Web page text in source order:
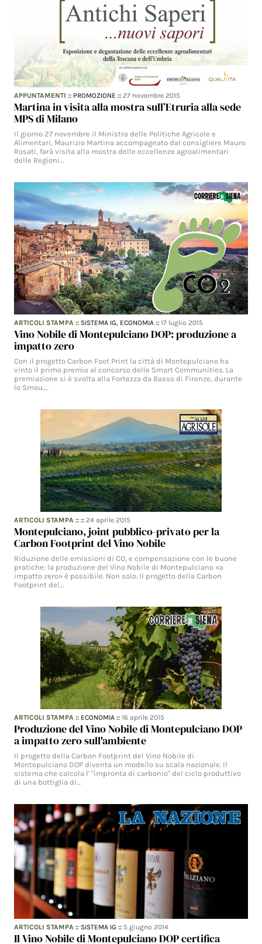
APPUNTAMENTI :: PROMOZIONE ::27 novembre 2015
Martina in visita alla mostra sull’Etruria alla sede
MPS di Milano
Il giorno 27 novembre il Ministro delle Politiche Agricole e
Alimentari, Maurizio Martina accompagnato dal consigliere Mauro
Rosati, farà visita alla mostra delle eccellenze agroalimentari
delle Regioni…
ARTICOLI STAMPA :: SISTEMA IG, ECONOMIA ::17 luglio 2015
Vino Nobile di Montepulciano DOP: produzione a
impatto zero
Con il progetto Carbon Foot Print la città di Montepulciano ha
vinto il primo premio al concorso delle Smart Communities. La
premiazione si è svolta alla Fortezza da Basso di Firenze, durante
lo Smau,…
ARTICOLI STAMPA :: ::24 aprile 2015
Montepulciano, joint pubblico-privato per la
Carbon Footprint del Vino Nobile
Riduzione delle emissioni di CO, e compensazione con le buone
pratiche: la produzione del Vino Nobile di Montepulciano «a
impatto zero» è possibile. Non solo. Il progetto della Carbon
Footprint del…
ARTICOLI STAMPA :: ECONOMIA ::16 aprile 2015
Produzione del Vino Nobile di Montepulciano DOP
a impatto zero sull'ambiente
Il progetto della Carbon Footprint del Vino Nobile di
Montepulciano DOP diventa un modello su scala nazionale. Il
sistema che calcola l' "impronta di carbonio" del ciclo produttivo
di una bottiglia di…
ARTICOLI STAMPA :: SISTEMA IG :: 5 giugno 2014
Il Vino Nobile di Montepulciano DOP certifica